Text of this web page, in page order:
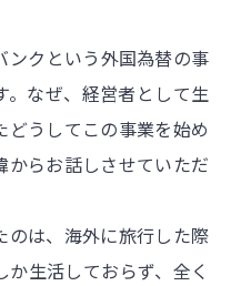
ンクという外国為替の事
。なぜ、経営者として生
うしてこの事業を始め
からお話しさせていただ
のは、海外に旅行した際
生活しておらず、全く